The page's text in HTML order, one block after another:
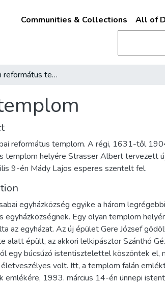
Communities & Collections All of
Rákoscsabai református templom
református templom. A régi, 1631-től
templom helyére Strasser Albert tervezett
9-én Mády Lajos esperes szentelt fel.
egyházközség egyike a három
egyházközségnek. Egy olyan templom
az egyházat. Az új épület Gere József
alatt épült, az akkori lelkipásztor Szánthó
egy búcsúzó istentisztelettel köszöntek el,
volt. Itt, a templom falán
emlékére, 1993. március 14-én ünnepi